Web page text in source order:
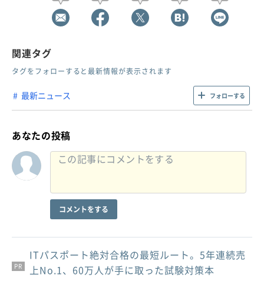
関連タグ
タグをフォローすると最新情報が表示されます
最新ニュース フォローする
あなたの投稿
コメントをする
PR
PR
PR
ITパスポート絶対合格の最短ルート。5年連続売
上No.1、60万人が手に取った試験対策本